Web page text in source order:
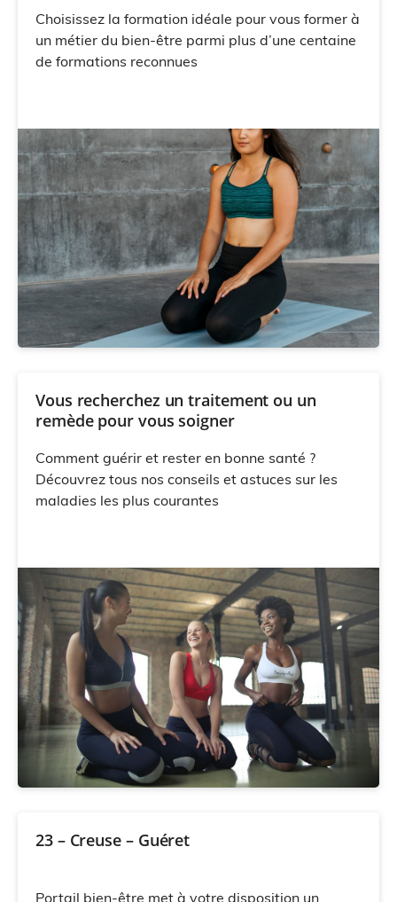
Choisissez la formation idéale pour vous former à
un métier du bien-être parmi plus d’une centaine
de formations reconnues
Vous recherchez un traitement ou un
remède pour vous soigner
Comment guérir et rester en bonne santé ?
Découvrez tous nos conseils et astuces sur les
maladies les plus courantes
23 – Creuse – Guéret
Portail bien-être met à votre disposition un